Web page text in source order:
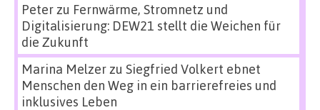
Peterzu Fernwärme, Stromnetz und
Digitalisierung: DEW21 stellt die Weichen für
die Zukunft
Marina Melzerzu Siegfried Volkert ebnet
Menschen den Weg in ein barrierefreies und
inklusives Leben